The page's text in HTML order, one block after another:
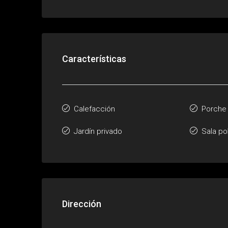
Características
Calefacción
Jardín privado
Porche
Sala
Dirección